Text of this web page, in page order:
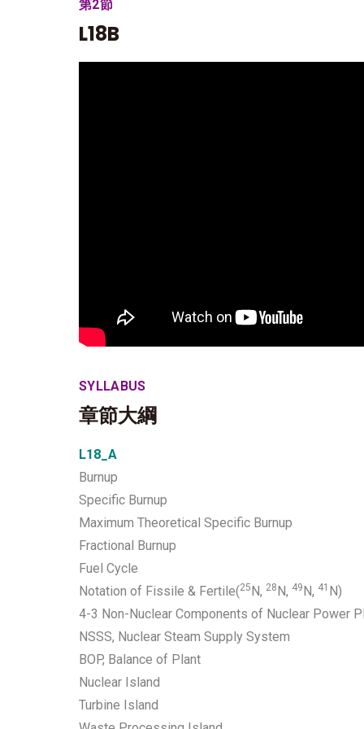
第2節
L18B
SYLLABUS
章節大綱
L18_A
Burnup
Specific Burnup
Maximum Theoretical Specific Burnup
Fractional Burnup
Fuel Cycle
Notation of Fissile & Fertile(25N, 28N, 49N, 41 N)
4-3 Non-Nuclear Components of Nuclear Power
NSSS, Nuclear Steam Supply System
BOP, Balance of Plant
Nuclear Island
Turbine Island